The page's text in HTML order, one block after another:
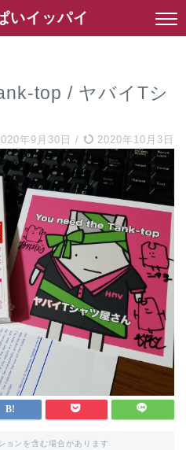
いイッパイ
top / ヤバイTシ
年9月30日 / 2020年10月3日
ョンを含む場合があります